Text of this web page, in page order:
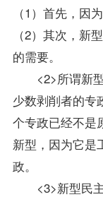
（1）首先，因
（2）其次，新
的需要。
<2>所谓新型
少数剥削者的专
个专政已经不是
新型，因为它是
政。
<3>新型民主